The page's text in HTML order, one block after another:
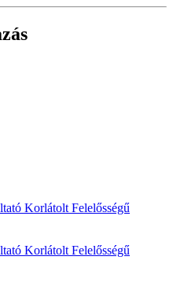
Korlátolt Felelősségű
Korlátolt Felelősségű